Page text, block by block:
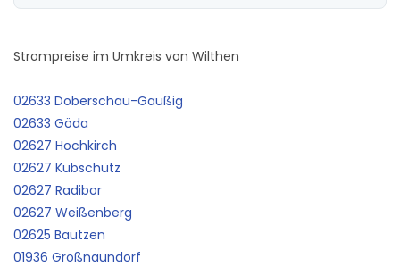
Strompreise im Umkreis von Wilthen
02633 Doberschau-Gaußig
02633 Göda
02627 Hochkirch
02627 Kubschütz
02627 Radibor
02627 Weißenberg
02625 Bautzen
01936 Großnaundorf